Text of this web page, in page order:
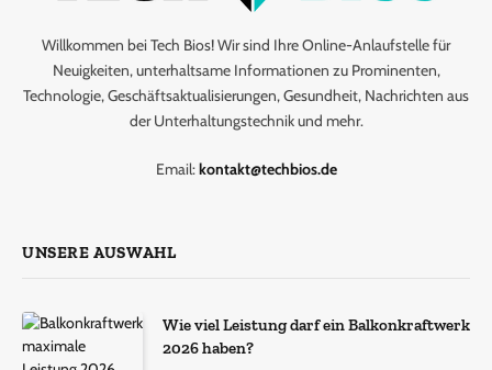
Willkommen bei Tech Bios! Wir sind Ihre Online-Anlaufstelle für
Neuigkeiten, unterhaltsame Informationen zu Prominenten,
Technologie, Geschäftsaktualisierungen, Gesundheit, Nachrichten aus
der Unterhaltungstechnik und mehr.
Email: kontakt@techbios.de
UNSERE AUSWAHL
Wie viel Leistung darf ein Balkonkraftwerk
2026 haben?